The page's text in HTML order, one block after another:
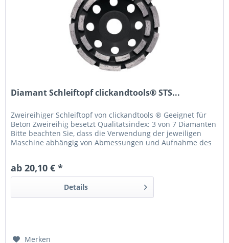
Diamant Schleiftopf clickandtools® STS...
Zweireihiger Schleiftopf von clickandtools ® Geeignet für
Beton Zweireihig besetzt Qualitätsindex: 3 von 7 Diamanten
Bitte beachten Sie, dass die Verwendung der jeweiligen
Maschine abhängig von Abmessungen und Aufnahme des
ab 20,10 € *
Details
Merken